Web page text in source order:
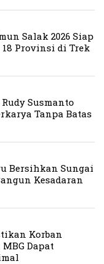
Salak 2026 Siap
Provinsi di Trek
Susmanto
Tanpa Batas
Bersihkan Sungai
Kesadaran
Korban
Dapat